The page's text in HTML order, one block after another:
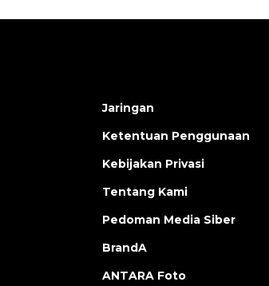
Jaringan
Ketentuan Penggunaan
Kebijakan Privasi
Tentang Kami
Pedoman Media Siber
BrandA
ANTARA Foto